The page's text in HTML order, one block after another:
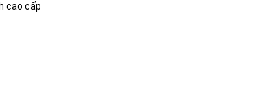
cao cấp